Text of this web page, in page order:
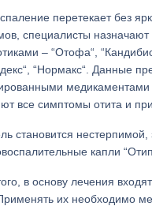
перетекает без
специалисты
– “Отофа“,
“Нормакс“. Данные
все симптомы отита и
становится нестерпимой,
капли
в основу лечения
их необходимо